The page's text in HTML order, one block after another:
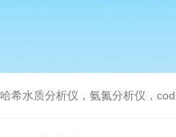
哈希水质分析仪，氨氮分析仪，